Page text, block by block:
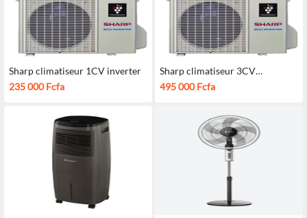
Sharp climatiseur 1CV inverter
235 000 Fcfa
Sharp climatiseur 3CV
INVERTER
495 000 Fcfa